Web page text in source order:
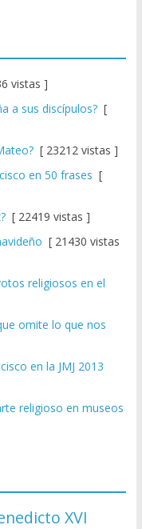
vistas ]
a sus discípulos?[
[ 23212 vistas ]
en 50 frases [
[ 22419 vistas ]
[ 21430 vistas
religiosos en el
omite lo que nos
en la JMJ 2013
religioso en museos
XVI